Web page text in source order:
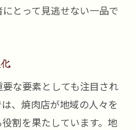
とって見逃せない一品で
な要素としても注目され
、焼肉店が地域の人々を
割を果たしています。地